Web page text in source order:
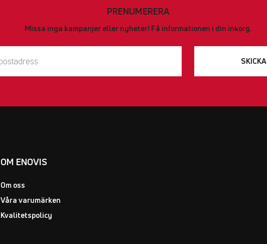
PRENUMERERA
Missa inga kampanjer eller nyheter! Få informationen i din inkorg.
SKICKA
OM ENOVIS
Om oss
Våra varumärken
Kvalitetspolicy